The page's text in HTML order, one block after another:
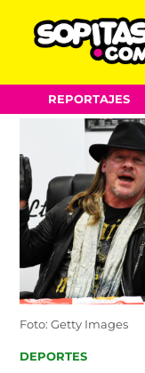
Skip
to
REPORTAJES
Foto: Getty Images
POSTED
DEPORTES